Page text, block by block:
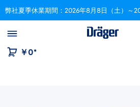
to B2B platform navigation
￥0*